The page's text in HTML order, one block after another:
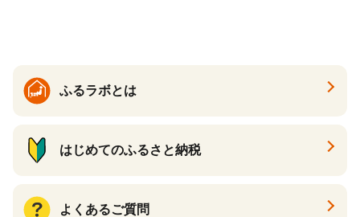
ふるラボとは
はじめてのふるさと納税
よくあるご質問